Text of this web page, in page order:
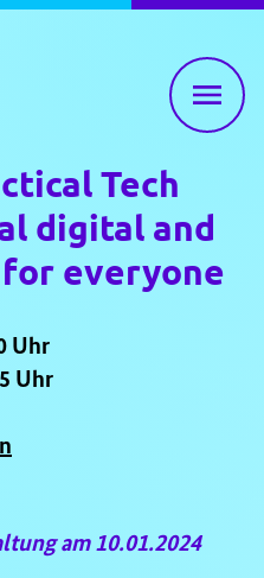
Tech
digital and
everyone
Uhr
Uhr
am 10.01.2024